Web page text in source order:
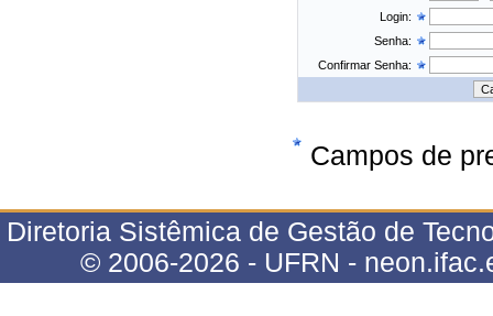
Login:
Senha:
Confirmar Senha:
Campos de
Diretoria Sistêmica de Gestão de
© 2006-2026 - UFRN -